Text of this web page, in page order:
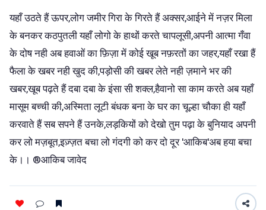
यहाँ उठते हैं ऊपर,लोग जमीर गिरा के गिरते हैं अक्सर,आईने में नज़र मिला
के बनकर कठपुतली यहाँ लोगो के हाथों करते चापलूसी,अपनी आत्मा गँवा
के दोष नही अब हवाओं का फ़िज़ा में कोई खूब नफ़रतों का जहर,यहाँ रखा हैं
फैला के खबर नही खुद की,पड़ोसी की खबर लेते नही ज़माने भर की
खबर,खूब पढ़ते हैं दबा दबा के इंसा सी शक्ल,हैवानो सा काम करते अब यहाँ
मासूम बच्ची की,अस्मिता लूटी बंधक बना के घर का चूल्हा चौका ही यहाँ
करवाते हैं सब सपने हैं उनके,लड़कियों को देखो तुम पढ़ा के बुनियाद अपनी
कर लो मज़बूत,इज़्ज़त बचा लो गंदगी को कर दो दूर 'आकिब'अब हया बचा
के।। ®आकिब जावेद